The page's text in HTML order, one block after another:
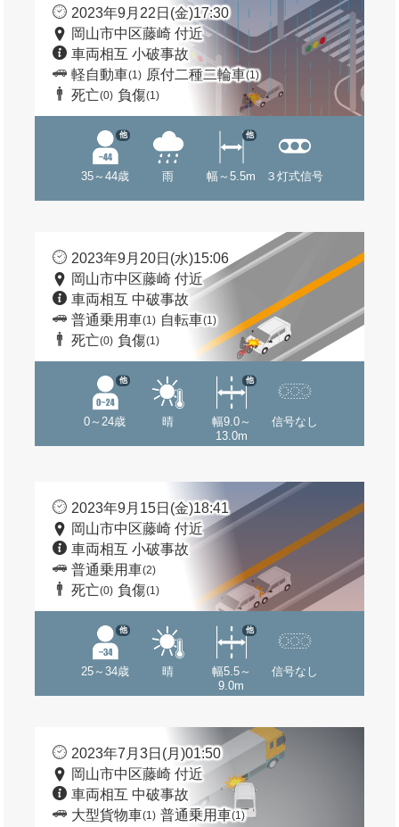
2023年9月22日(金)17:30
岡山市中区藤崎 付近
車両相互 小破事故
軽自動車(1) 原付二種二輪車(1)
死亡(0) 負傷(1)
35～44歳
他
雨 幅～5.5m
他
３灯式信号
2023年9月20日(水)15:06
岡山市中区藤崎 付近
車両相互 中破事故
普通乗用車(1) 自転車(1)
死亡(0) 負傷(1)
0～24歳
他
晴
幅9.0～
13.0m
他
信号なし
2023年9月15日(金)18:41
岡山市中区藤崎 付近
車両相互 小破事故
普通乗用車(2)
死亡(0) 負傷(1)
25～34歳
他
晴
幅5.5～
9.0m
他
信号なし
2023年7月3日(月)01:50
岡山市中区藤崎 付近
車両相互 中破事故
大型貨物車(1) 普通乗用車(1)